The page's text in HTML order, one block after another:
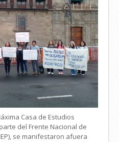
Casa de Estudios
del Frente Nacional de
se manifestaron afuera